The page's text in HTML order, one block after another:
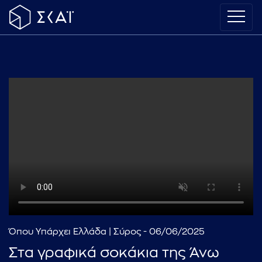
Όπου Υπάρχει Ελλάδα | Σύρος - 06/06/2025
Στα γραφικά σοκάκια της Άνω